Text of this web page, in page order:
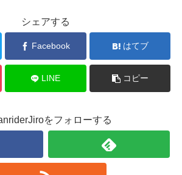
シェアする
Facebook はてブ
LINE コピー
をフォローする